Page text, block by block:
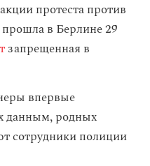
протеста против
в Берлине 29
запрещенная в
впервые
данным, родных
сотрудники полиции